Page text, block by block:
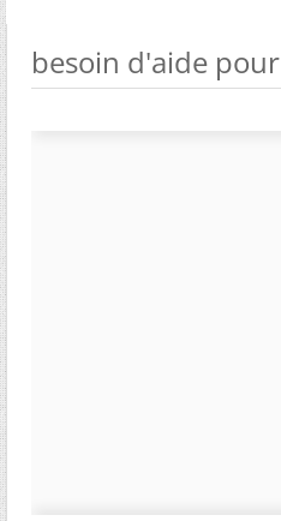
besoin d'aide